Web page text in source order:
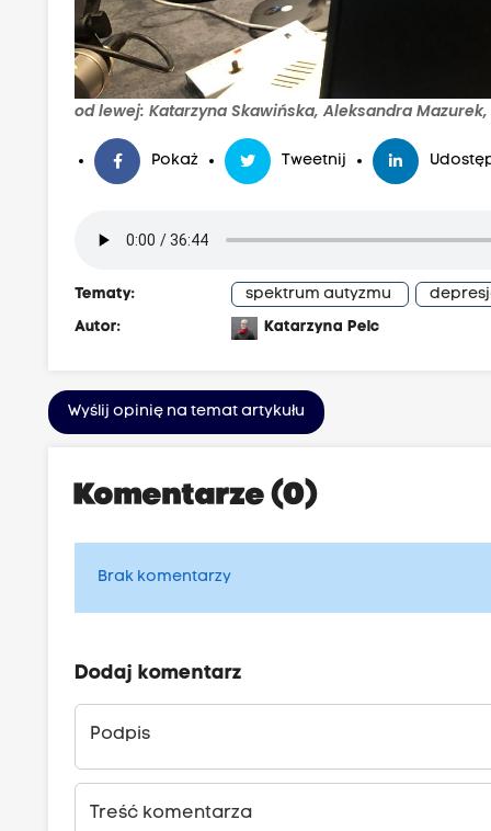
od lewej: Katarzyna Skawińska, Aleksandra
Pokaż Tweetnij
Tematy: spektrum autyzmu
Autor:
Katarzyna Pelc
Wyślij opinię na temat artykułu
Komentarze (0)
Brak komentarzy
Dodaj komentarz
Podpis
Treść komentarza